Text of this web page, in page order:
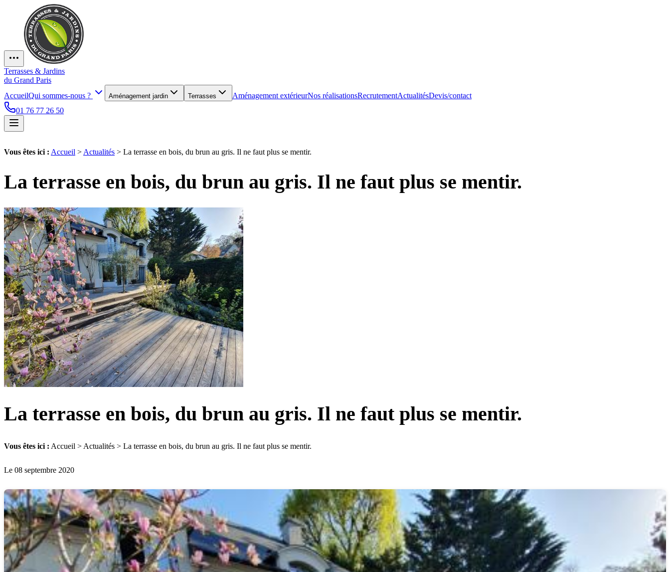
Terrasses & Jardins
du Grand Paris
AccueilQui sommes-nous ? Aménagement jardin Terrasses Aménagement extérieurNos réalisationsRecrutementActualitésDevis/contact
01 76 77 26 50
Vous êtes ici : Accueil > Actualités > La terrasse en bois, du brun au gris. Il ne faut plus se mentir.
La terrasse en bois, du brun au gris. Il ne faut plus se mentir.
La terrasse en bois, du brun au gris. Il ne faut plus se mentir.
Vous êtes ici : Accueil > Actualités > La terrasse en bois, du brun au gris. Il ne faut plus se mentir.
Le 08 septembre 2020